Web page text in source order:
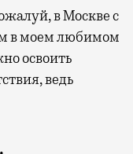
в Москве с
в моем любимом
освоить
ведь